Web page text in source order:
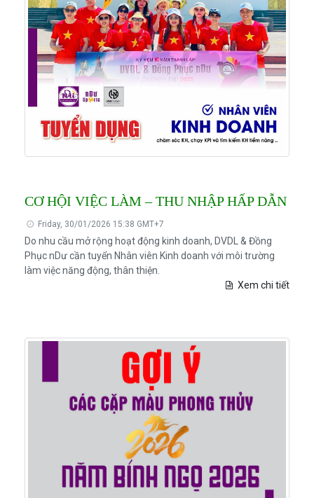
CƠ HỘI VIỆC LÀM – THU NHẬP HẤP DẪN
Friday, 30/01/2026 15:38 GMT+7
Do nhu cầu mở rộng hoạt động kinh doanh, DVDL & Đồng
Phục nDư cần tuyển Nhân viên Kinh doanh với môi trường
làm việc năng động, thân thiện.
Xem chi tiết